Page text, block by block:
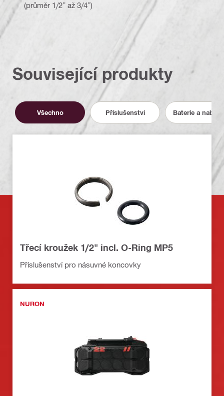
(průměr 1/2” až 3/4”)
Související produkty
Všechno Příslušenství Baterie a
Třecí kroužek 1/2" incl. O-Ring MP5
Příslušenství pro násuvné koncovky
NURON